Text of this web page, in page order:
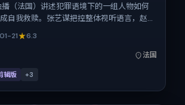
播（法国）讲述犯罪语境下的一组人物如何
自我救赎。张艺谋把控整体视听语言，赵丽
安妮·海瑟薇、任素汐的表演层次丰富。影
21 起陆续登陆院线与网络平台，春节档前后
。
21 6.3
法国
辑版 +3